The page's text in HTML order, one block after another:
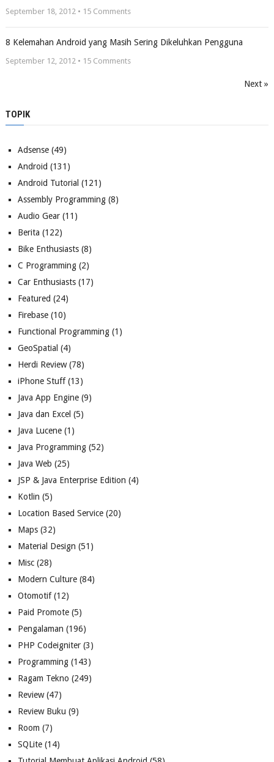
September 18, 2012 • 15Comments
8 Kelemahan Android yang Masih Sering Dikeluhkan Pengguna
September 12, 2012 • 15Comments
Next »
TOPIK
Adsense(49)
Android (131)
Android Tutorial (121)
Assembly Programming(8)
Audio Gear(11)
Berita (122)
Bike Enthusiasts(8)
C Programming(2)
Car Enthusiasts(17)
Featured (24)
Firebase(10)
Functional Programming(1)
GeoSpatial (4)
Herdi Review(78)
iPhone Stuff(13)
Java App Engine(9)
Java dan Excel (5)
Java Lucene(1)
Java Programming(52)
Java Web (25)
JSP & Java Enterprise Edition (4)
Kotlin (5)
Location Based Service(20)
Maps(32)
Material Design (51)
Misc(28)
Modern Culture(84)
Otomotif(12)
Paid Promote(5)
Pengalaman (196)
PHP Codeigniter(3)
Programming(143)
Ragam Tekno (249)
Review(47)
Review Buku (9)
Room (7)
SQLite(14)